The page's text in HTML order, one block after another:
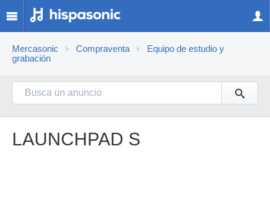
Mercasonic Compraventa
Equipo de estudio y
grabación
LAUNCHPAD S